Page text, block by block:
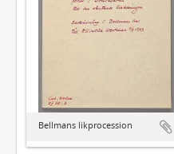
Bellmans likprocession